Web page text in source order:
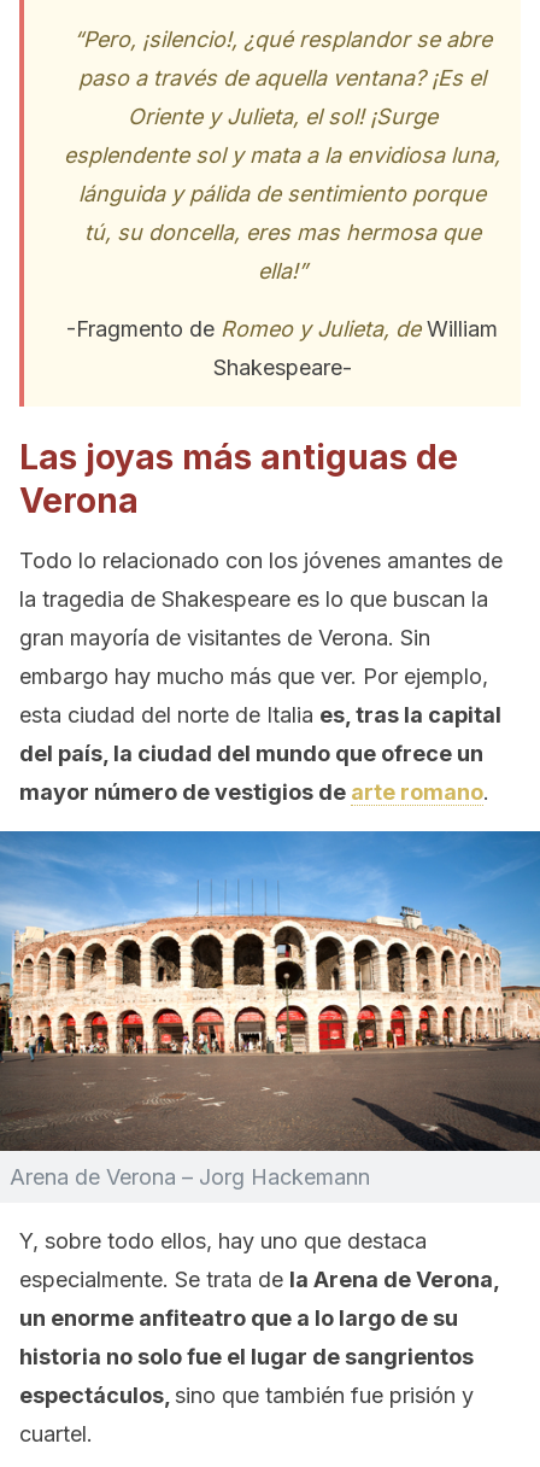
“Pero, ¡silencio!, ¿qué resplandor se abre
paso a través de aquella ventana? ¡Es el
Oriente y Julieta, el sol! ¡Surge
esplendente sol y mata a la envidiosa luna,
lánguida y pálida de sentimiento porque
tú, su doncella, eres mas hermosa que
ella!”
-Fragmento de Romeo y Julieta, deWilliam
Shakespeare-
Las joyas más antiguas de
Verona
Todo lo relacionado con los jóvenes amantes de
la tragedia de Shakespeare es lo que buscan la
gran mayoría de visitantes de Verona. Sin
embargo hay mucho más que ver. Por ejemplo,
esta ciudad del norte de Italia es, tras la capital
del país, la ciudad del mundo que ofrece un
mayor número de vestigios de arte romano.
Arena de Verona – Jorg Hackemann
Y, sobre todo ellos, hay uno que destaca
especialmente. Se trata de la Arena de Verona,
un enorme anfiteatro que a lo largo de su
historia no solo fue el lugar de sangrientos
espectáculos, sino que también fue prisión y
cuartel.